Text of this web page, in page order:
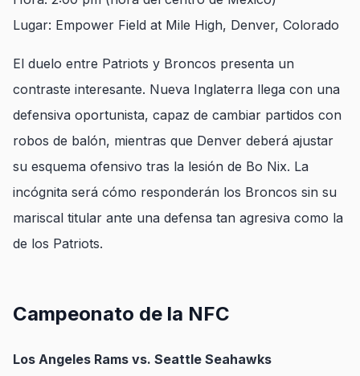
Lugar: Empower Field at Mile High, Denver, Colorado
El duelo entre Patriots y Broncos presenta un
contraste interesante. Nueva Inglaterra llega con una
defensiva oportunista, capaz de cambiar partidos con
robos de balón, mientras que Denver deberá ajustar
su esquema ofensivo tras la lesión de Bo Nix. La
incógnita será cómo responderán los Broncos sin su
mariscal titular ante una defensa tan agresiva como la
de los Patriots.
Campeonato de la NFC
Los Angeles Rams vs. Seattle Seahawks